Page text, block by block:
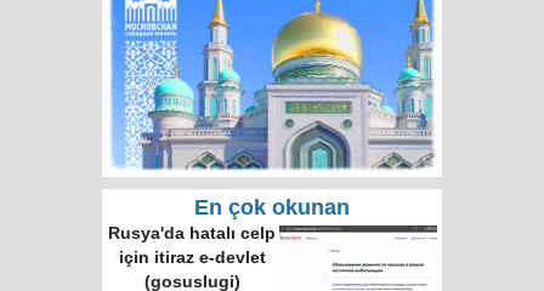
En çok okunan
Rusya'da hatalı celp
için itiraz e-devlet
(gosuslugi)